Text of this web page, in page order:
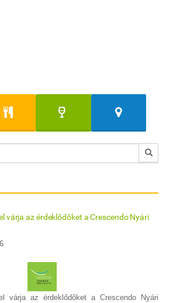
várja az érdeklődőket a Crescendo Nyári
várja az érdeklődőket a Crescendo Nyári